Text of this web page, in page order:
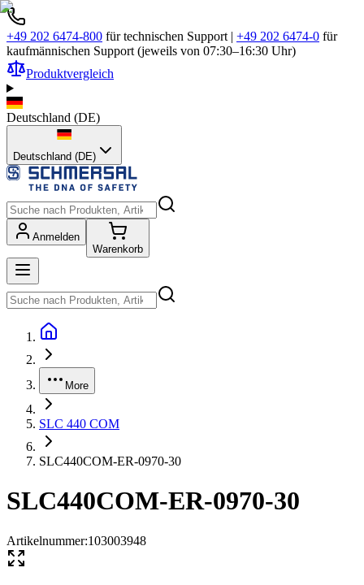
+49 202 6474-800 für technischen Support | +49 202 6474-0 für
kaufmännischen Support (jeweils von 07:30–16:30 Uhr)
Produktvergleich
Deutschland (DE)
Deutschland (DE)
Anmelden
Warenkorb
More
SLC 440 COM
SLC440COM-ER-0970-30
SLC440COM-ER-0970-30
Artikelnummer:103003948